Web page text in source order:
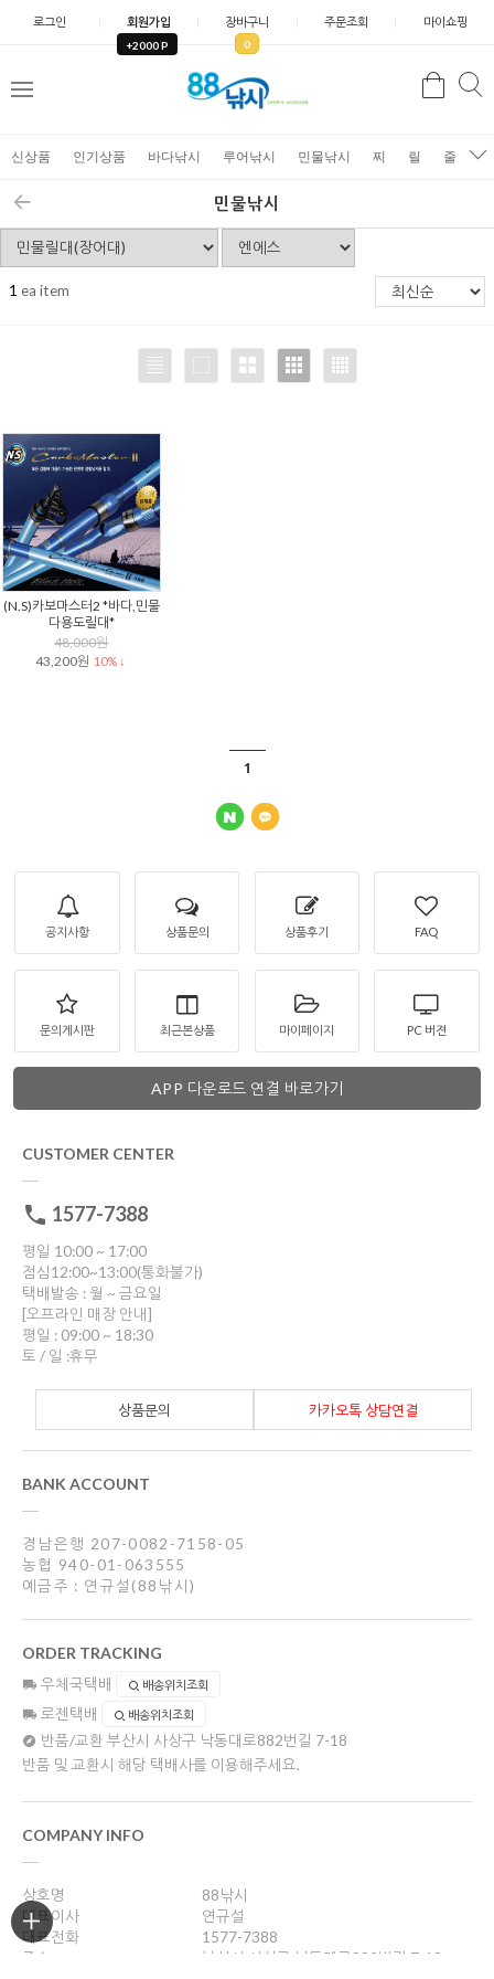
로그인 회원가입
+2000 P
장바구니
0
주문조회 마이쇼핑
검
신상품 인기상품 바다낚시 루어낚시 민물낚시 찌 릴 줄
민물낚시
1 ea item
(N.S)카보마스터2 *바다,민물
다용도릴대*
48,000원
43,200원 10% ↓
1
공지사항 상품문의 상품후기 FAQ
문의게시판 최근본상품 마이페이지 PC 버젼
APP 다운로드 연결 바로가기
CUSTOMER CENTER
1577-7388
평일 10:00 ~ 17:00
점심12:00~13:00(통화불가)
택배발송 : 월 ~ 금요일
[오프라인 매장 안내]
평일 : 09:00 ~ 18:30
토 / 일 :휴무
카카오톡 상담연결
상품문의
BANK ACCOUNT
경남은행 207-0082-7158-05
농협 940-01-063555
예금주 : 연규설(88낚시)
ORDER TRACKING
우체국택배 배송위치조회
로젠택배 배송위치조회
반품/교환 부산시 사상구 낙동대로882번길 7-18
반품 및 교환시 해당 택배사를 이용해주세요.
COMPANY INFO
상호명
88낚시
대표이사
연규설
대표전화
1577-7388
주소
부산시 사상구 낙동대로882번길 7-18